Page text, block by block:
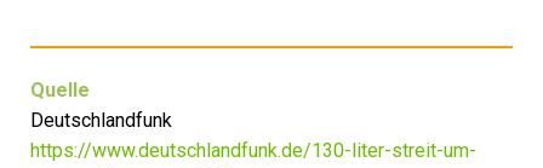
Quelle
Deutschlandfunk
https://www.deutschlandfunk.de/130-liter-streit-um-